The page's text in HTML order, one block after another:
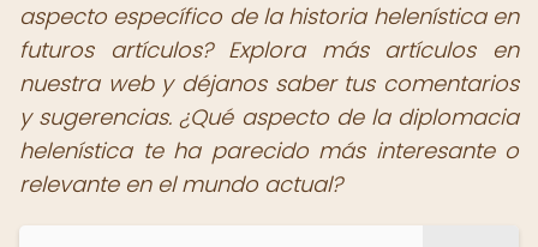
aspecto específico de la historia helenística en
futuros artículos? Explora más artículos en
nuestra web y déjanos saber tus comentarios
y sugerencias. ¿Qué aspecto de la diplomacia
helenística te ha parecido más interesante o
relevante en el mundo actual?